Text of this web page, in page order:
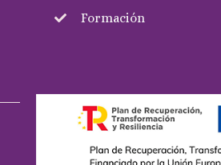
Formación